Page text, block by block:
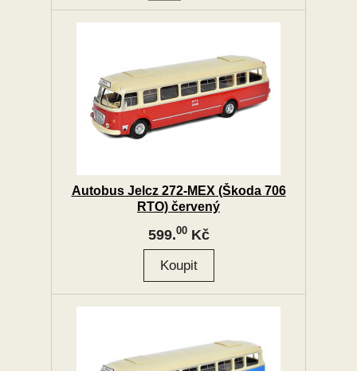
Autobus Jelcz 272-MEX (Škoda 706
RTO) červený
599.00Kč